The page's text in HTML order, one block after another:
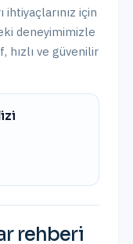
ihtiyaçlarınız için
deneyimimizle
hızlı ve güvenilir
rehberi